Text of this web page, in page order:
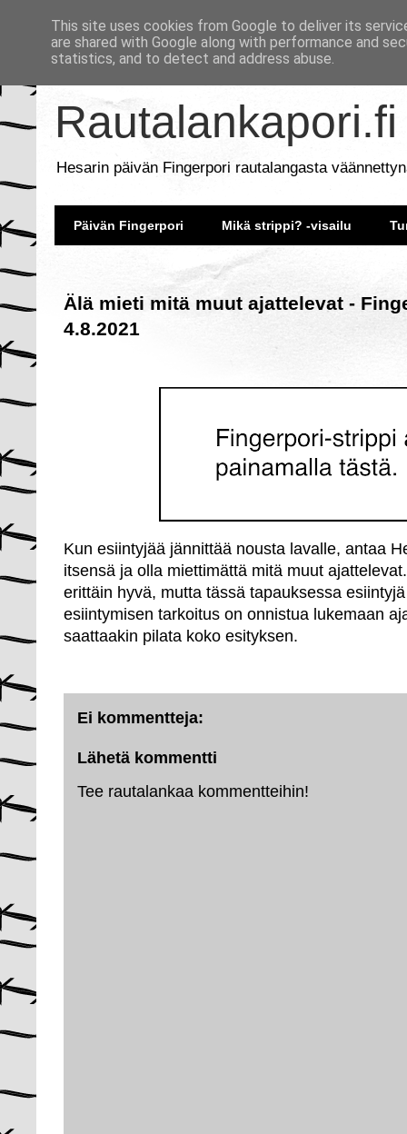
Rautalankapori.fi
Hesarin päivän Fingerpori rautalangasta
Päivän Fingerpori Mikä strippi? -visailu
Älä mieti mitä muut ajattelevat -
4.8.2021
Kun esiintyjää jännittää nousta lavalle, antaa
itsensä ja olla miettimättä mitä muut
erittäin hyvä, mutta tässä tapauksessa
esiintymisen tarkoitus on onnistua lukemaan
saattaakin pilata koko esityksen.
Ei kommentteja:
Lähetä kommentti
Tee rautalankaa kommentteihin!
This site uses cookies from Google to deliver its
are shared with Google along with performance and
statistics, and to detect and address abuse.